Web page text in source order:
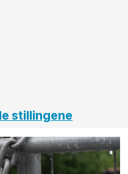
stillingene